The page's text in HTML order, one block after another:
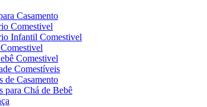
Casamento
Comestivel
Infantil Comestivel
Comestivel
Comestíveis
de Casamento
para Chá de Bebê